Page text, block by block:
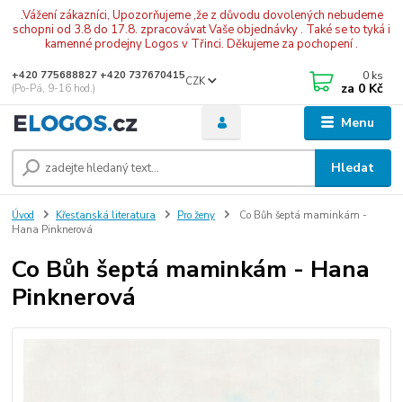
.Vážení zákazníci, Upozorňujeme ,že z důvodu dovolených nebudeme
schopni od 3.8 do 17.8. zpracovávat Vaše objednávky . Také se to tyká i
kamenné prodejny Logos v Třinci. Děkujeme za pochopení .
Menu
CZK
Hledat
+420 775688827 +420 737670415
(Po-Pá, 9-16 hod.)
0 ks
za 0 Kč
Úvod Křesťanská literatura Pro ženy
Co Bůh šeptá maminkám -
Hana Pinknerová
Co Bůh šeptá maminkám - Hana
Pinknerová